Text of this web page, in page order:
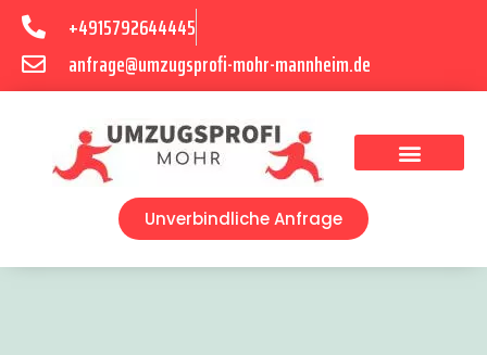
+4915792644445
anfrage@umzugsprofi-mohr-mannheim.de
Unverbindliche Anfrage